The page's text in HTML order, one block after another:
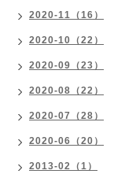
2020-11（16）
2020-10（22）
2020-09（23）
2020-08（22）
2020-07（28）
2020-06（20）
2013-02（1）